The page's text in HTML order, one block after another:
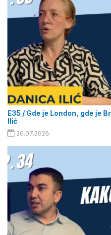
E35 / Gde je London, gde je
Ilić
20.07.2026.